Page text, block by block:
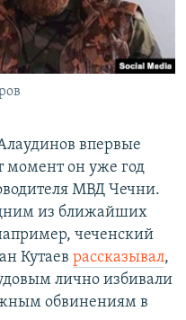
впервые
момент он уже год
МВД Чечни.
из ближайших
чеченский
Кутаев рассказывал,
лично избивали
обвинениям в